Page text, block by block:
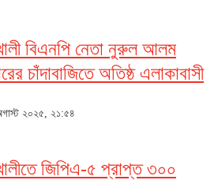
বিএনপি নেতা নুরুল আলম
চাঁদাবাজিতে অতিষ্ঠ এলাকাবাসী
২০২৫, ২১:৫৪
জিপিএ-৫ প্রাপ্ত ৩০০